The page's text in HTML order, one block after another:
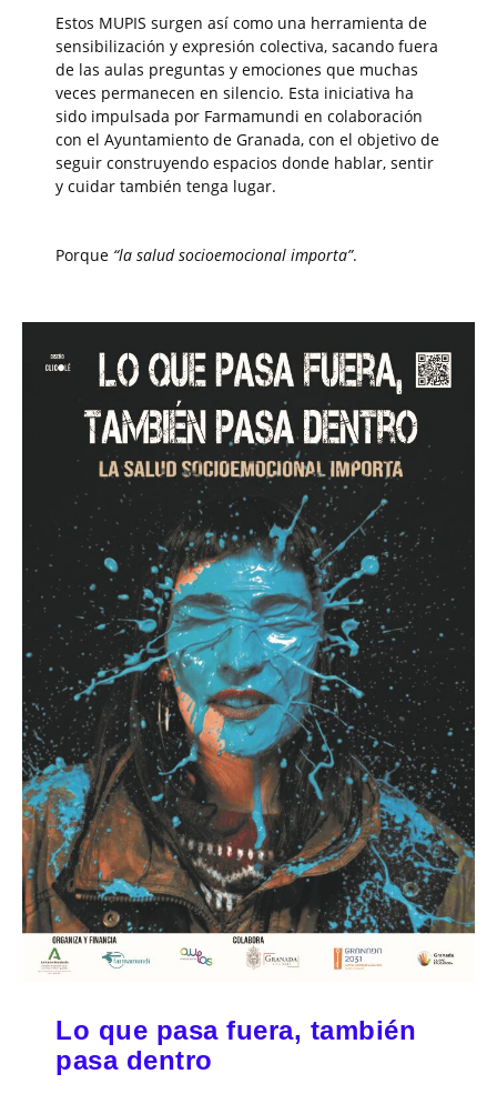
Estos MUPIS surgen así como una herramienta de
sensibilización y expresión colectiva, sacando fuera
de las aulas preguntas y emociones que muchas
veces permanecen en silencio. Esta iniciativa ha
sido impulsada por Farmamundi en colaboración
con el Ayuntamiento de Granada, con el objetivo de
seguir construyendo espacios donde hablar, sentir
y cuidar también tenga lugar.
Porque “la salud socioemocional importa”.
Lo que pasa fuera, también
pasa dentro